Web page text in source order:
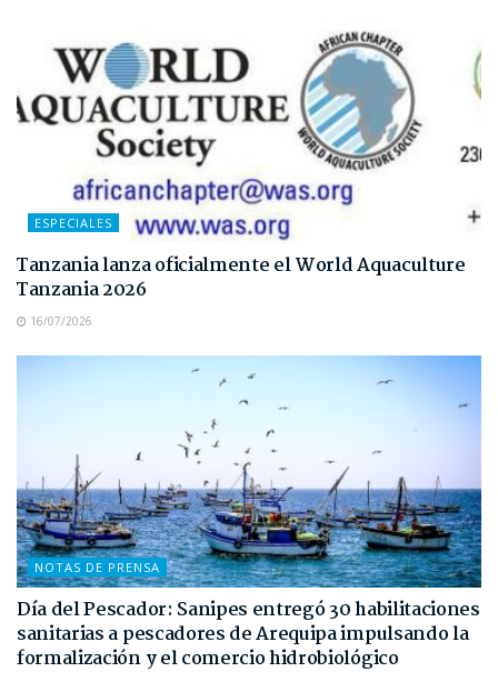
ESPECIALES
Tanzania lanza oficialmente el World Aquaculture
Tanzania 2026
16/07/2026
NOTAS DE PRENSA
Día del Pescador: Sanipes entregó 30 habilitaciones
sanitarias a pescadores de Arequipa impulsando la
formalización y el comercio hidrobiológico